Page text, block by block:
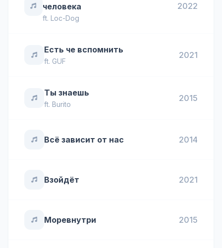
человека
ft. Loc-Dog
2022
Есть че вспомнить
ft. GUF
2021
Ты знаешь
ft. Burito
2015
Всё зависит от нас 2014
Взойдёт 2021
Моревнутри 2015